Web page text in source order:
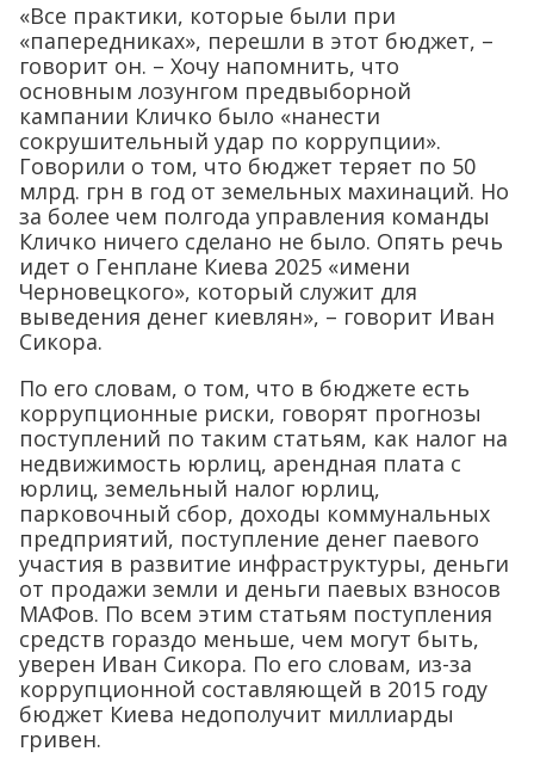
«Все практики, которые были при
«папередниках», перешли в этот бюджет, –
говорит он. – Хочу напомнить, что
основным лозунгом предвыборной
кампании Кличко было «нанести
сокрушительный удар по коррупции».
Говорили о том, что бюджет теряет по 50
млрд. грн в год от земельных махинаций. Но
за более чем полгода управления команды
Кличко ничего сделано не было. Опять речь
идет о Генплане Киева 2025 «имени
Черновецкого», который служит для
выведения денег киевлян», – говорит Иван
Сикора.
По его словам, о том, что в бюджете есть
коррупционные риски, говорят прогнозы
поступлений по таким статьям, как налог на
недвижимость юрлиц, арендная плата с
юрлиц, земельный налог юрлиц,
парковочный сбор, доходы коммунальных
предприятий, поступление денег паевого
участия в развитие инфраструктуры, деньги
от продажи земли и деньги паевых взносов
МАФов. По всем этим статьям поступления
средств гораздо меньше, чем могут быть,
уверен Иван Сикора. По его словам, из-за
коррупционной составляющей в 2015 году
бюджет Киева недополучит миллиарды
гривен.